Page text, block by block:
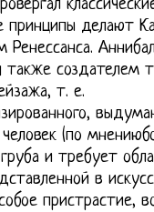
принципы делают
Ренессанса.
также создателем
т. е.
(по
и требует
в
пристрастие,